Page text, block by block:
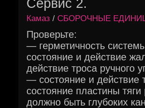
Сервис 2.
Камаз / СБОРОЧНЫЕ
Проверьте:
— герметичность
состояние и действие
действие троса ручного
— состояние и действие
состояние пластины
должно быть глубоких